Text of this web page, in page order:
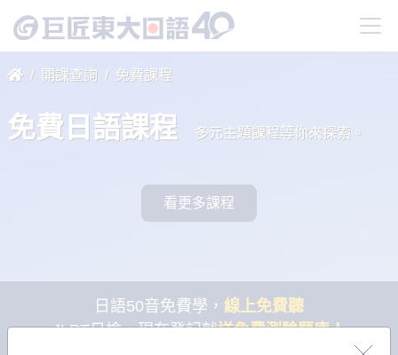
開課查詢 免費課程
免費日語課程 多元主題課程等你來探索。
看更多課程
日語50音免費學， 線上免費聽
JLPT日檢，現在登記就送免費測驗題庫！